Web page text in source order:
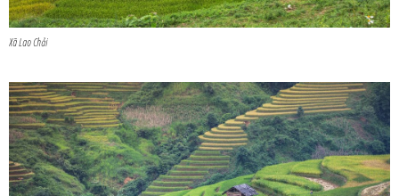
Xã Lao Chải